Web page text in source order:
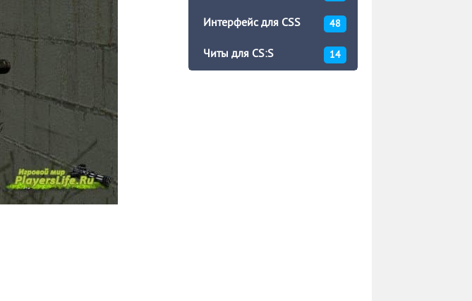
Интерфейс для CSS 48
Читы для CS:S 14